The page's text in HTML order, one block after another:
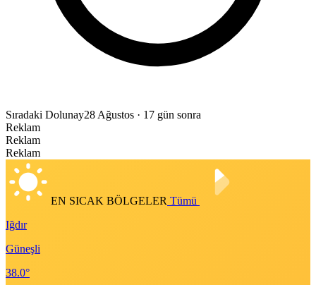
Sıradaki Dolunay28 Ağustos · 17 gün sonra
Reklam
Reklam
Reklam
EN SICAK BÖLGELER Tümü
Iğdır
Güneşli
38.0°